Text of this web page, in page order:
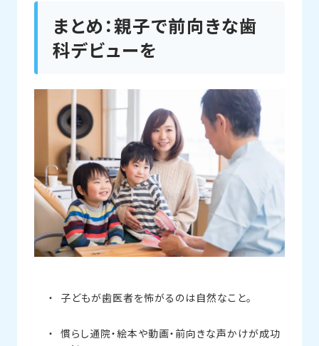
まとめ：親子で前向きな歯
科デビューを
子どもが歯医者を怖がるのは自然なこと。
慣らし通院・絵本や動画・前向きな声かけが成功